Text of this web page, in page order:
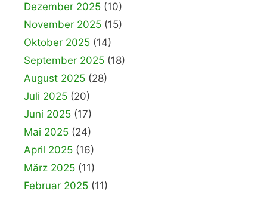
Dezember 2025 (10)
November 2025 (15)
Oktober 2025 (14)
September 2025 (18)
August 2025 (28)
Juli 2025 (20)
Juni 2025 (17)
Mai 2025 (24)
April 2025 (16)
März 2025 (11)
Februar 2025 (11)